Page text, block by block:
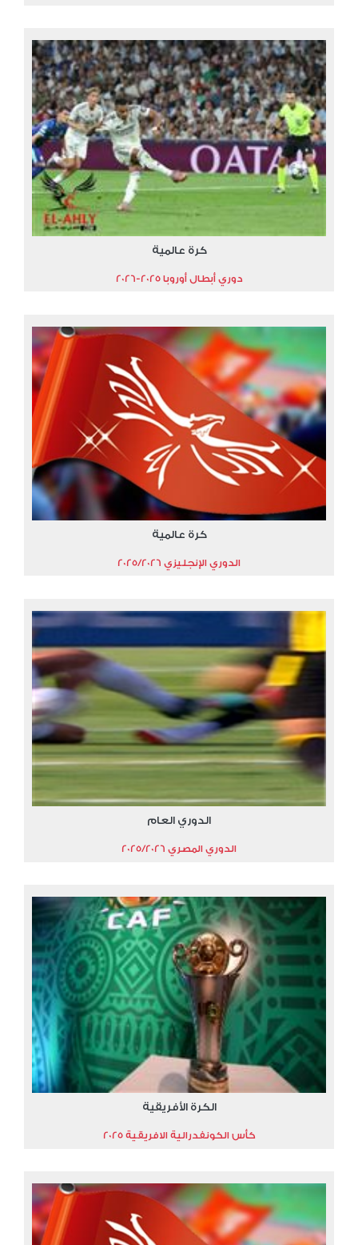
كرة عالمية
دوري أبطال أوروبا 2025-2026
كرة عالمية
الدوري الإنجليزي 2025/2026
الدوري العام
الدوري المصري 2025/2026
الكرة الأفريقية
كأس الكونفدرالية الافريقية 2025